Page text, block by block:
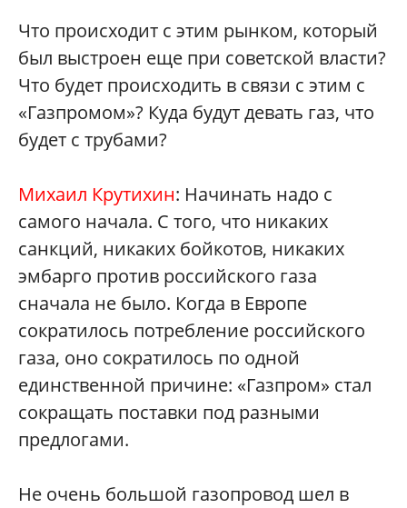
Что происходит с этим рынком, который
был выстроен еще при советской власти?
Что будет происходить в связи с этим с
«Газпромом»? Куда будут девать газ, что
будет с трубами?
Михаил Крутихин: Начинать надо с
самого начала. С того, что никаких
санкций, никаких бойкотов, никаких
эмбарго против российского газа
сначала не было. Когда в Европе
сократилось потребление российского
газа, оно сократилось по одной
единственной причине: «Газпром» стал
сокращать поставки под разными
предлогами.
Не очень большой газопровод шел в